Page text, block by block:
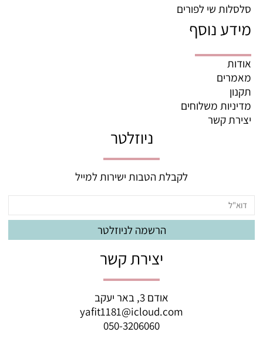
סלסלות שי לפורים
מידע נוסף
אודות
מאמרים
תקנון
מדיניות משלוחים
יצירת קשר
ניוזלטר
לקבלת הטבות ישירות למייל
יצירת קשר
אודם 3, באר יעקב
yafit1181@icloud.com
050-3206060